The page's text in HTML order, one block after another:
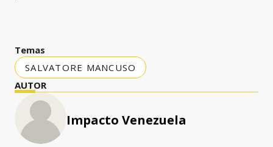
Temas
SALVATORE MANCUSO
AUTOR
Impacto Venezuela